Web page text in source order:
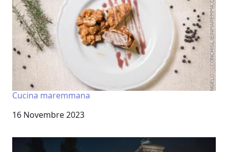
Cucina maremmana
Data
16 Novembre 2023